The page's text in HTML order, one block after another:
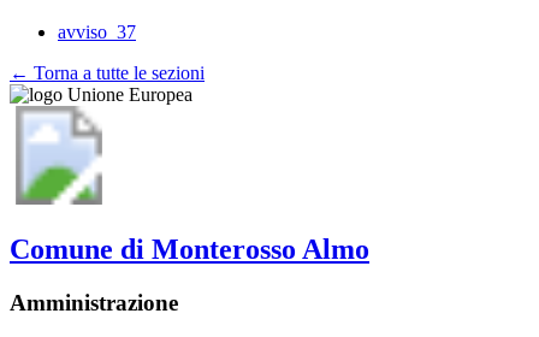
avviso_37
← Torna a tutte le sezioni
Comune di Monterosso Almo
Amministrazione